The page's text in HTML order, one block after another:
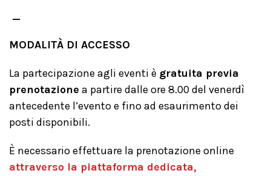
_
MODALITÀ DI ACCESSO
La partecipazione agli eventi è gratuita previa
prenotazione a partire dalle ore 8.00 del venerdì
antecedente l’evento e fino ad esaurimento dei
posti disponibili.
È necessario effettuare la prenotazione online
attraverso la piattaforma dedicata,